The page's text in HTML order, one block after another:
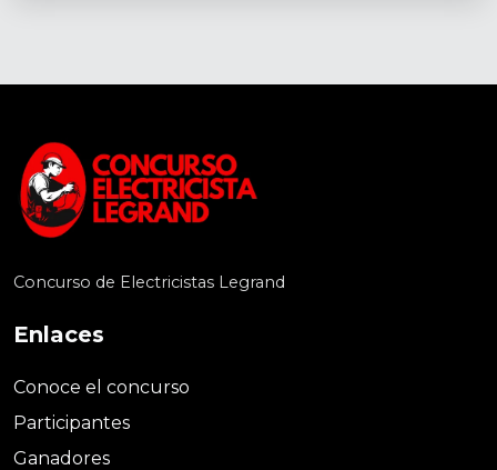
Concurso de Electricistas Legrand
Enlaces
Conoce el concurso
Participantes
Ganadores